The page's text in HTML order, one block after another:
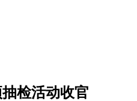
检活动收官